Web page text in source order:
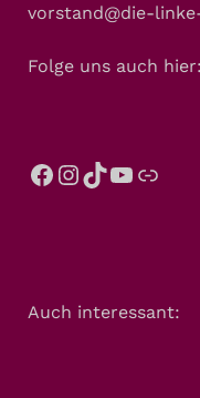
vorstand@die-
Folge uns auch hier:
Auch interessant: